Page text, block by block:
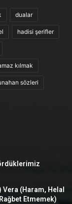
dualar
hadisi şerifler
kılmak
sözleri
(Haram, Helal
Etmemek)